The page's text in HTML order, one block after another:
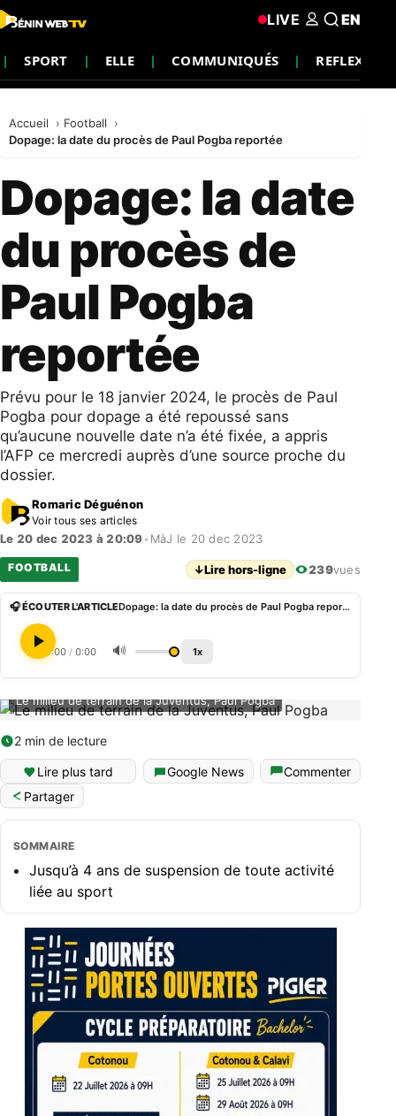
SPORT ELLE COMMUNIQUÉS REFLEXION
LIVE EN
Accueil
Football
Dopage: la date du procès de Paul Pogba reportée
Dopage: la date
du procès de
Paul Pogba
reportée
Prévu pour le 18 janvier 2024, le procès de Paul
Pogba pour dopage a été repoussé sans
qu’aucune nouvelle date n’a été fixée, a appris
l’AFP ce mercredi auprès d’une source proche du
dossier.
Romaric Déguénon
Voir tous ses articles
Le 20 dec 2023 à 20:09• MàJ le 20 dec 2023
FOOTBALL ↓Lire hors-ligne 239vues
🎧 ÉCOUTER L'ARTICLE Dopage: la date du procès de Paul Pogba reportée
0:00 / 0:00 🔊 1x
Le milieu de terrain de la Juventus, Paul Pogba
2 min de lecture
Lire plus tard Google News
Commenter
Partager
SOMMAIRE
Jusqu’à 4 ans de suspension de toute activité
liée au sport